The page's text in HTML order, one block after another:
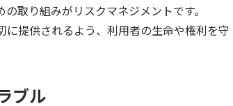
取り組みがリスクマネジメントです。
提供されるよう、利用者の生命や権利を守
ブル